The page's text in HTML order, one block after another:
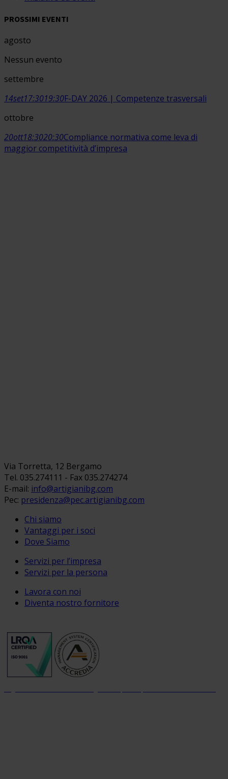
PROSSIMI EVENTI
agosto
Nessun evento
settembre
14set17:3019:30F-DAY 2026 | Competenze trasversali
ottobre
20ott18:3020:30Compliance normativa come leva di
maggior competitività d’impresa
Via Torretta, 12 Bergamo
Tel. 035.274111 - Fax 035.274274
E-mail: info@artigianibg.com
Pec: presidenza@pec.artigianibg.com
Chi siamo
Vantaggi per i soci
Dove Siamo
Servizi per l’impresa
Servizi per la persona
Lavora con noi
Diventa nostro fornitore